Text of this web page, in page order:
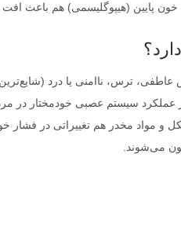
خون پایین (هیپوگلیسمی) هم باعث
ترس، ناامنی یا درد
سیستم عصبی خودمختار در مردان
مخدر هم تغییراتی در فشار خون
می‌شوند.